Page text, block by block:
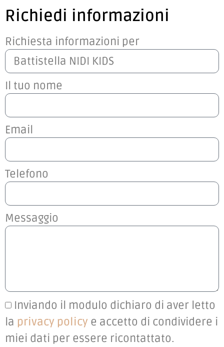
Richiedi informazioni
Richiesta informazioni per
Il tuo nome
Email
Telefono
Messaggio
Inviando il modulo dichiaro di aver letto
la privacy policy e accetto di condividere i
miei dati per essere ricontattato.